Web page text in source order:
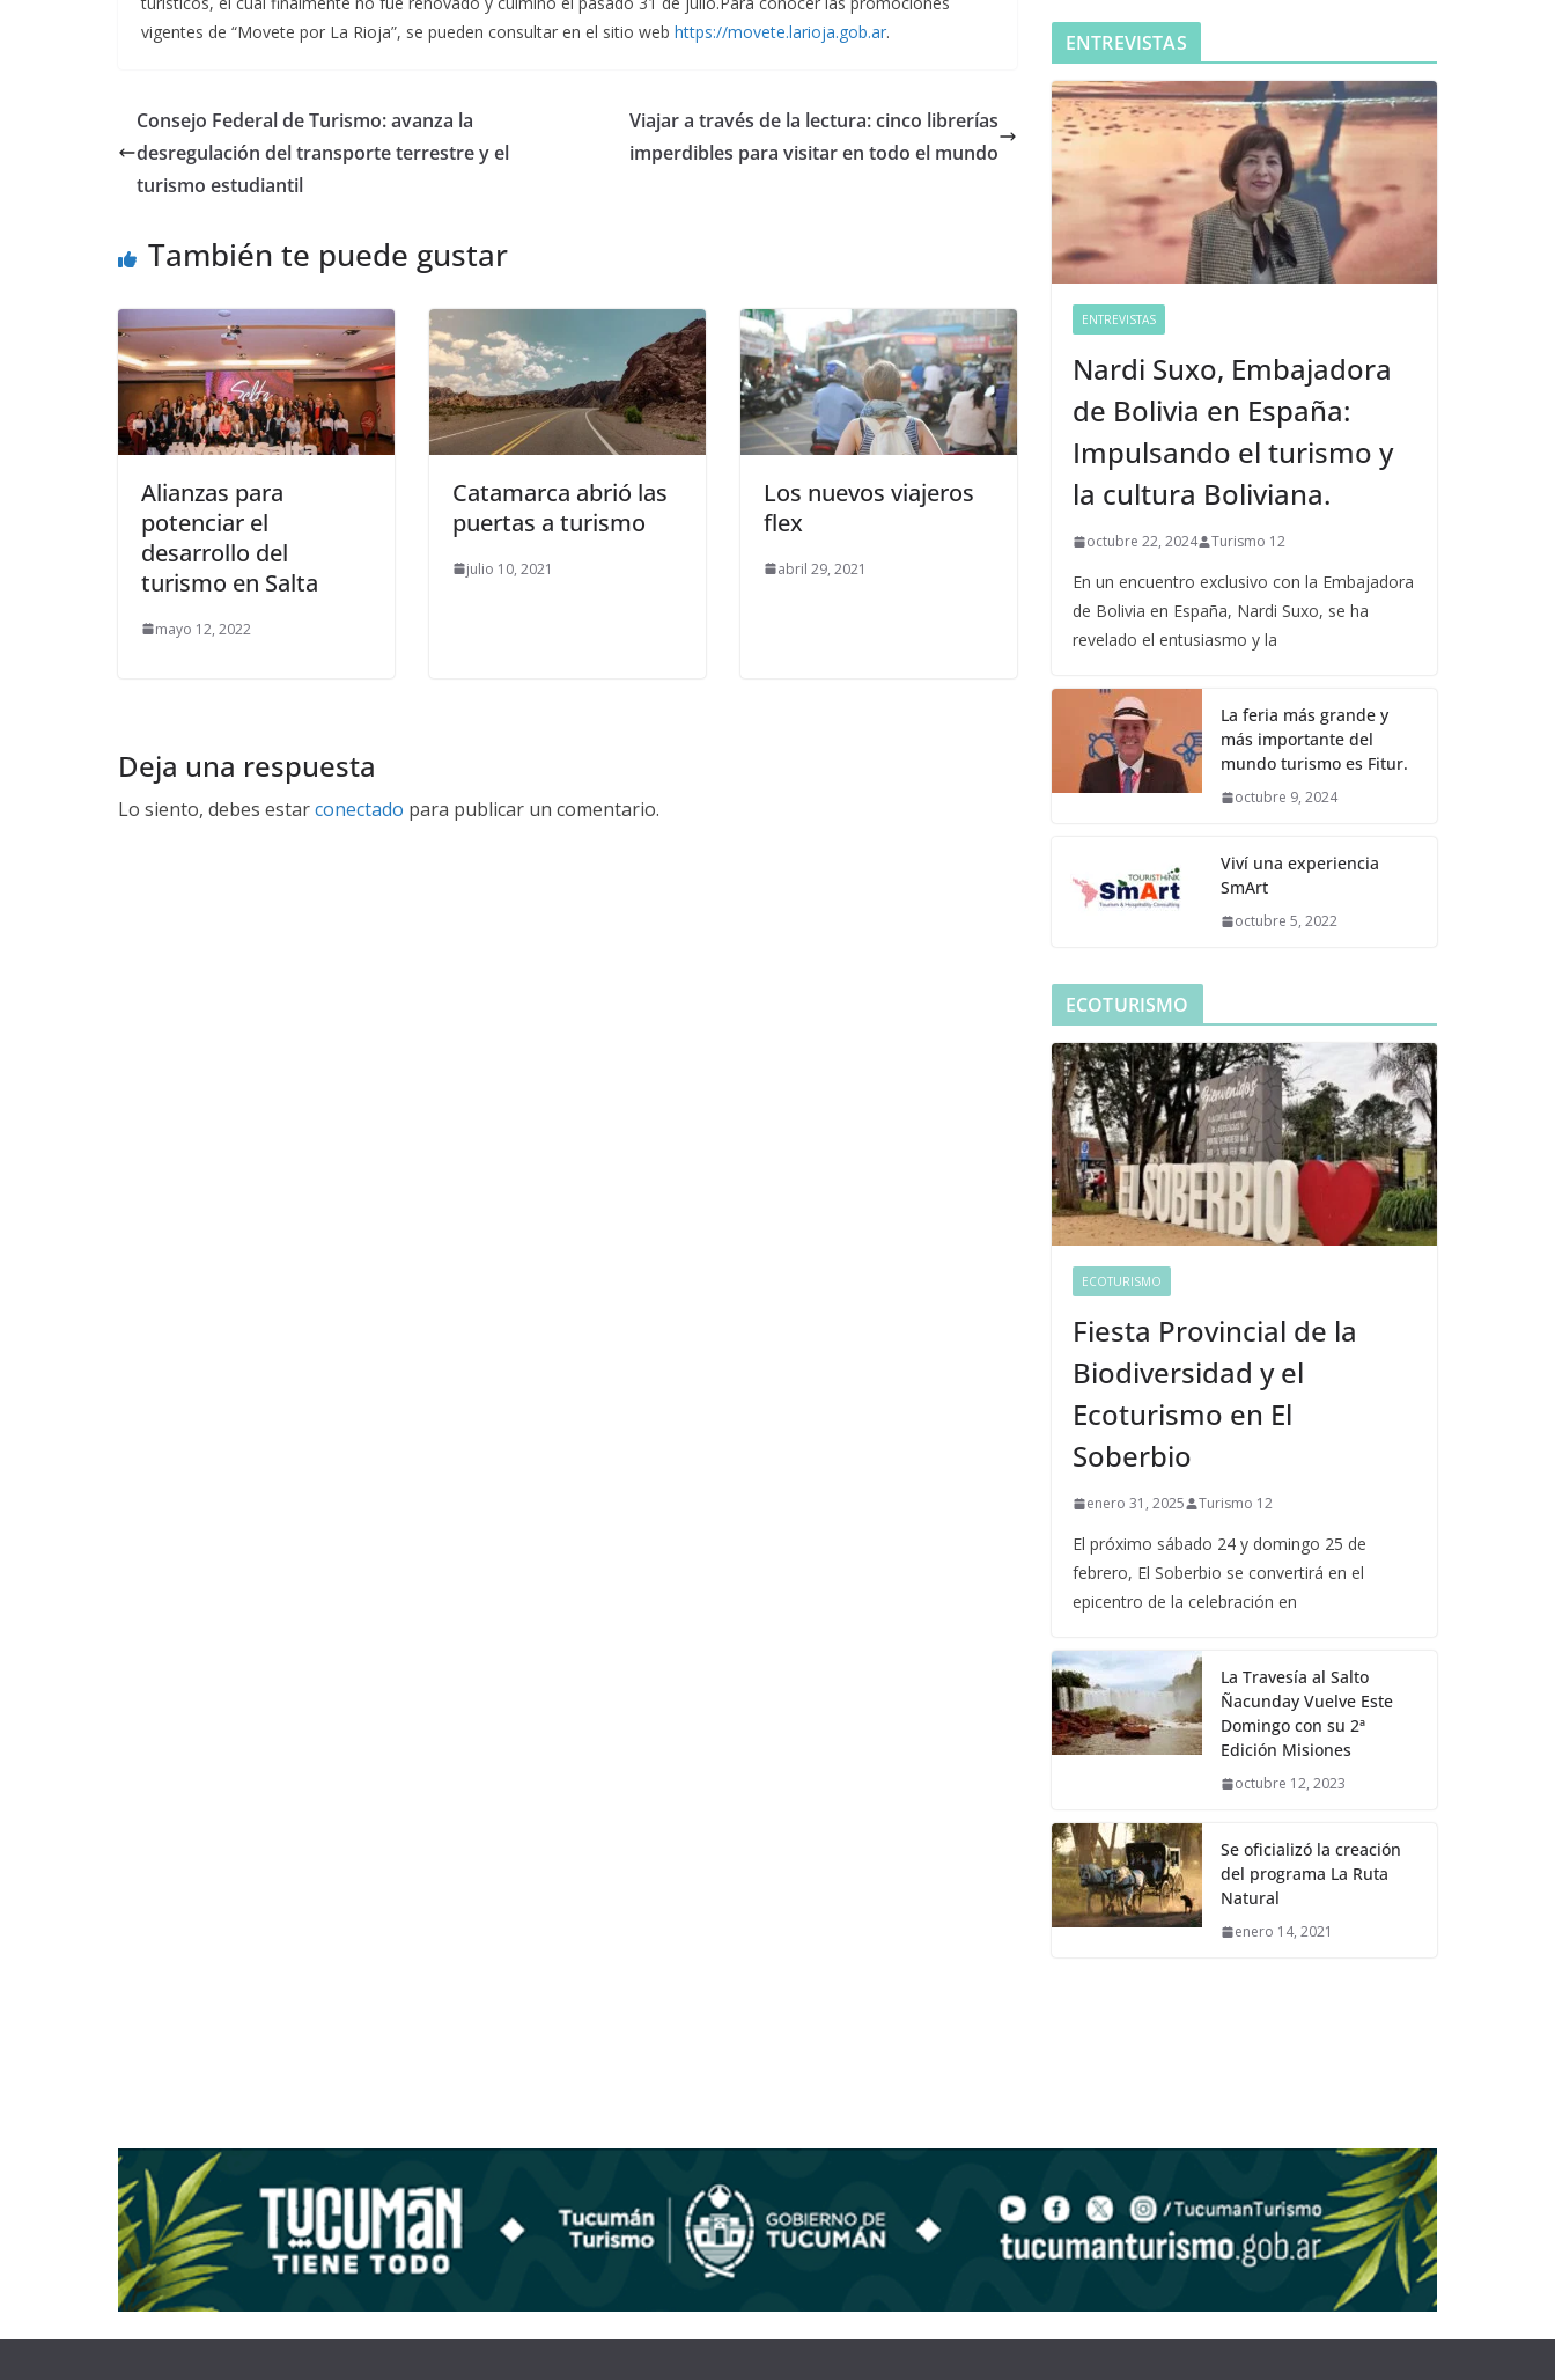
vigentes de “Movete por La Rioja”, se pueden consultar en el sitio web https://movete.larioja.gob.ar.
Consejo Federal de Turismo: avanza la
desregulación del transporte terrestre y el
turismo estudiantil
Viajar a través de la lectura: cinco librerías
imperdibles para visitar en todo el mundo
También te puede gustar
Alianzas para
potenciar el
desarrollo del
turismo en Salta
mayo 12, 2022
Catamarca abrió las
puertas a turismo
julio 10, 2021
Los nuevos viajeros
flex
abril 29, 2021
Deja una respuesta
Lo siento, debes estarconectado para publicar un comentario.
ENTREVISTAS
ENTREVISTAS
Nardi Suxo, Embajadora
de Bolivia en España:
Impulsando el turismo y
la cultura Boliviana.
octubre 22, 2024 Turismo 12
En un encuentro exclusivo con la Embajadora
de Bolivia en España, Nardi Suxo, se ha
revelado el entusiasmo y la
La feria más grande y
más importante del
mundo turismo es Fitur.
octubre 9, 2024
Viví una experiencia
SmArt
octubre 5, 2022
ECOTURISMO
ECOTURISMO
Fiesta Provincial de la
Biodiversidad y el
Ecoturismo en El
Soberbio
enero 31, 2025 Turismo 12
El próximo sábado 24 y domingo 25 de
febrero, El Soberbio se convertirá en el
epicentro de la celebración en
La Travesía al Salto
Ñacunday Vuelve Este
Domingo con su 2ª
Edición Misiones
octubre 12, 2023
Se oficializó la creación
del programa La Ruta
Natural
enero 14, 2021